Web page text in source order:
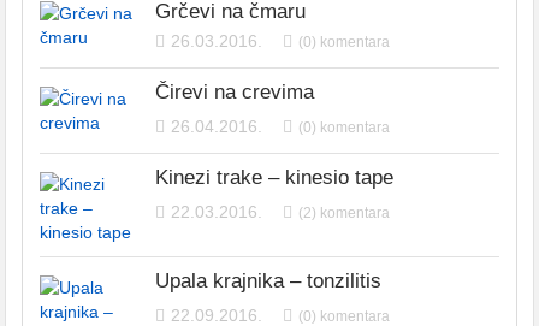
Grčevi na čmaru
26.03.2016. (0) komentara
Čirevi na crevima
26.04.2016. (0) komentara
Kinezi trake – kinesio tape
22.03.2016. (2) komentara
Upala krajnika – tonzilitis
22.09.2016. (0) komentara